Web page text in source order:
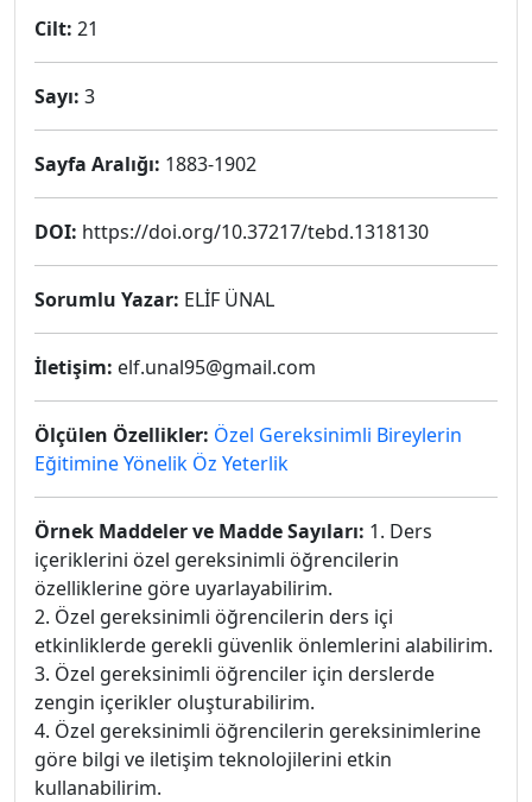
Cilt: 21
Sayı: 3
Sayfa Aralığı: 1883-1902
DOI: https://doi.org/10.37217/tebd.1318130
Sorumlu Yazar: ELİF ÜNAL
İletişim: elf.unal95@gmail.com
Ölçülen Özellikler: Özel Gereksinimli Bireylerin
Eğitimine Yönelik Öz Yeterlik
Örnek Maddeler ve Madde Sayıları: 1. Ders
içeriklerini özel gereksinimli öğrencilerin
özelliklerine göre uyarlayabilirim.
2. Özel gereksinimli öğrencilerin ders içi
etkinliklerde gerekli güvenlik önlemlerini alabilirim.
3. Özel gereksinimli öğrenciler için derslerde
zengin içerikler oluşturabilirim.
4. Özel gereksinimli öğrencilerin gereksinimlerine
göre bilgi ve iletişim teknolojilerini etkin
kullanabilirim.